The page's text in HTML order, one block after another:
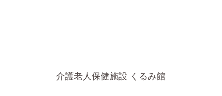
介護老人保健施設 くるみ館